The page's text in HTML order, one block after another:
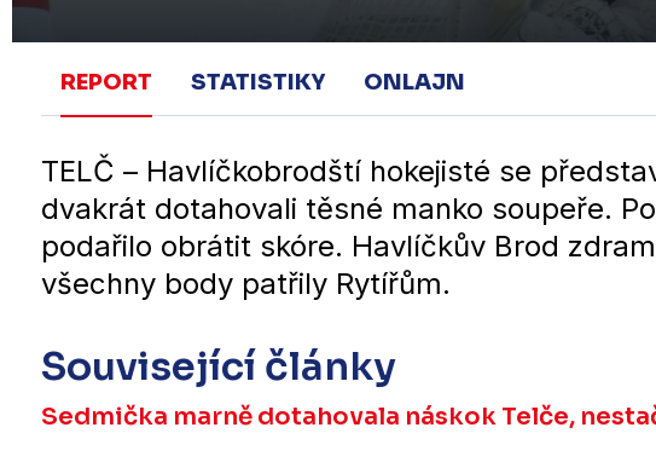
REPORT STATISTIKY ONLAJN
TELČ – Havlíčkobrodští hokejisté se
dvakrát dotahovali těsné manko soupeře.
podařilo obrátit skóre. Havlíčkův Brod
všechny body patřily Rytířům.
Související články
Sedmička marně dotahovala náskok Telče,